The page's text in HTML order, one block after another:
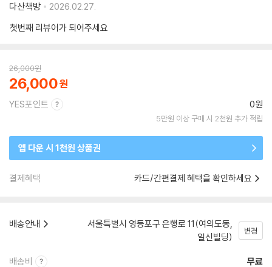
다산책방
2026.02.27.
첫번째 리뷰어가 되어주세요
26,000원
26,000
YES포인트 0원
5만원 이상 구매 시 2천원 추가 적립
앱 다운 시 1천원 상품권
결제혜택 카드/간편결제 혜택을 확인하세요
배송안내
서울특별시 영등포구 은행로 11(여의도동,
일신빌딩)
변경
배송비 무료